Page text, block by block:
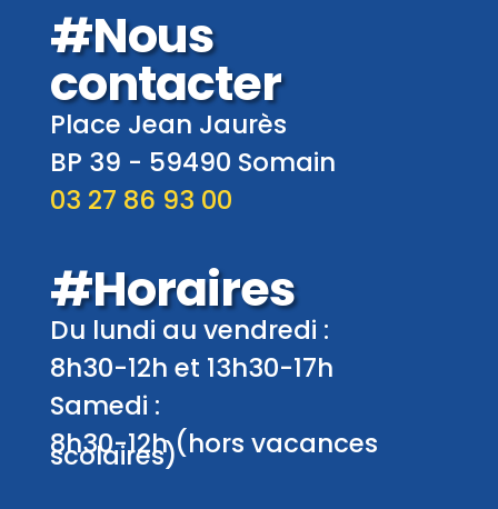
#Nous
contacter
Place Jean Jaurès
BP 39 - 59490 Somain
03 27 86 93 00
#Horaires
Du lundi au vendredi :
8h30-12h et 13h30-17h
Samedi :
8h30-12h (hors vacances
scolaires)